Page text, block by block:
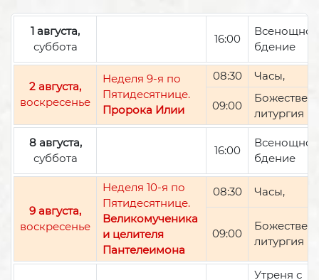
1 августа,
суббота
16:00
Всенощное
бдение
2 августа,
воскресенье
Неделя 9-я по
Пятидесятнице.
Пророка Илии
08:30 Часы,
09:00
литургия
8 августа,
суббота
16:00
Всенощное
бдение
9 августа,
воскресенье
Неделя 10-я по
Пятидесятнице.
Великомученика
и целителя
Пантелеимона
08:30 Часы,
09:00
литургия
Утреня с